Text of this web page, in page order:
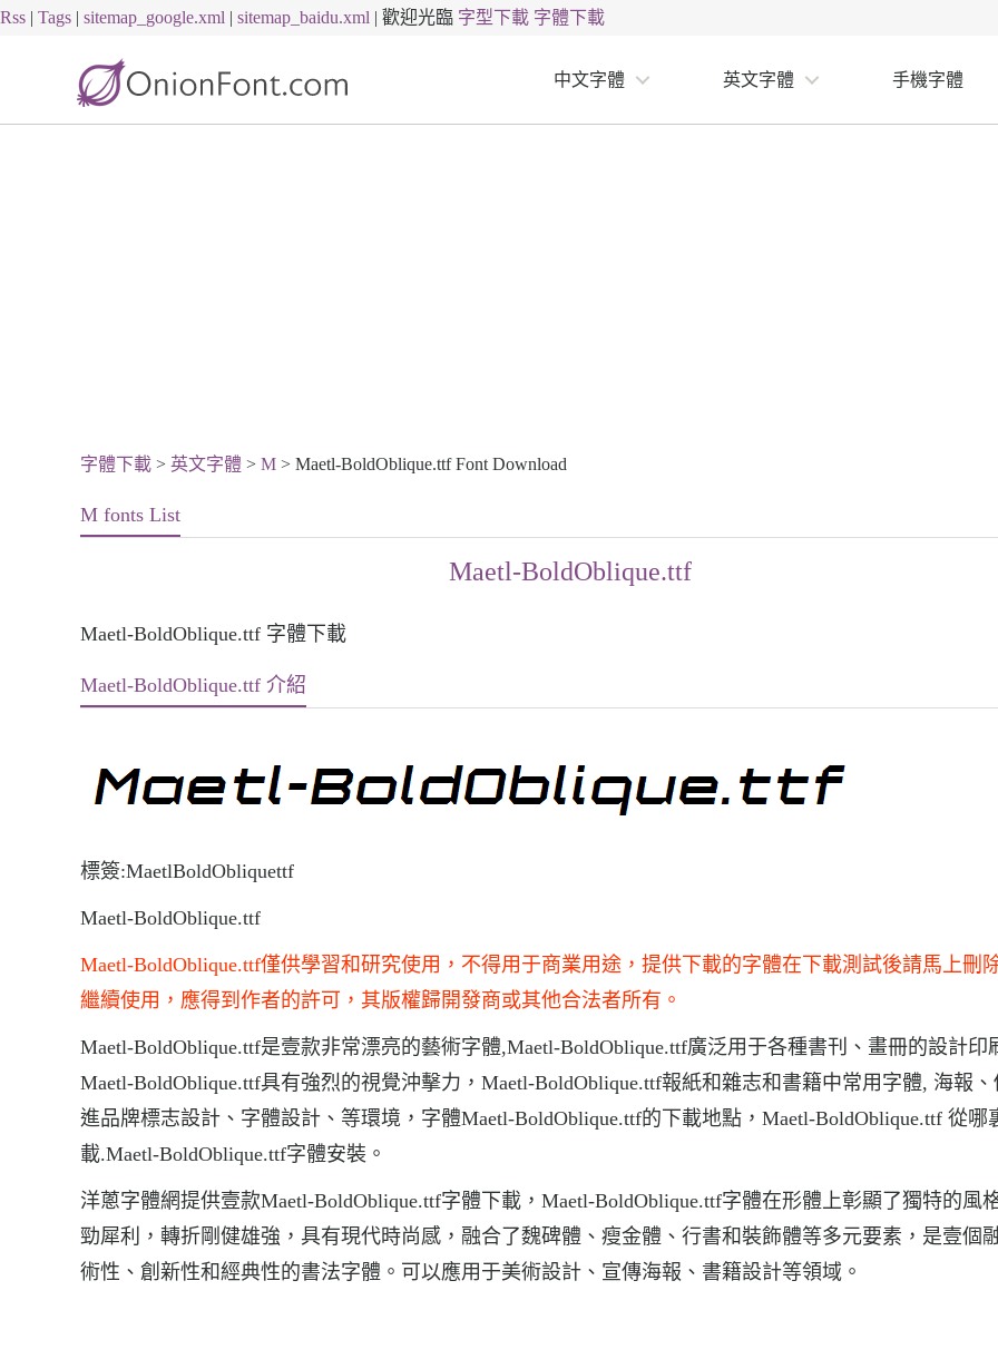
Rss | Tags | sitemap_google.xml | sitemap_baidu.xml | 歡迎光臨 字型下載 字體下載
中文字體 英文字體 手機字體
字體下載 > 英文字體 > M > Maetl-BoldOblique.ttf Font Download
M fonts List
Maetl-BoldOblique.ttf
Maetl-BoldOblique.ttf 字體下載
Maetl-BoldOblique.ttf 介紹
標簽:MaetlBoldObliquettf
Maetl-BoldOblique.ttf
Maetl-BoldOblique.ttf僅供學習和研究使用，不得用于商業用途，提供下載的字體在下載測試後請馬上刪
繼續使用，應得到作者的許可，其版權歸開發商或其他合法者所有。
Maetl-BoldOblique.ttf是壹款非常漂亮的藝術字體,Maetl-BoldOblique.ttf廣泛用于各種書刊、畫冊的設計印
Maetl-BoldOblique.ttf具有強烈的視覺沖擊力，Maetl-BoldOblique.ttf報紙和雜志和書籍中常用字體, 海報
進品牌標志設計、字體設計、等環境，字體Maetl-BoldOblique.ttf的下載地點，Maetl-BoldOblique.ttf 從哪
載.Maetl-BoldOblique.ttf字體安裝。
洋蔥字體網提供壹款Maetl-BoldOblique.ttf字體下載，Maetl-BoldOblique.ttf字體在形體上彰顯了獨特的風
勁犀利，轉折剛健雄強，具有現代時尚感，融合了魏碑體、瘦金體、行書和裝飾體等多元要素，是壹個
術性、創新性和經典性的書法字體。可以應用于美術設計、宣傳海報、書籍設計等領域。